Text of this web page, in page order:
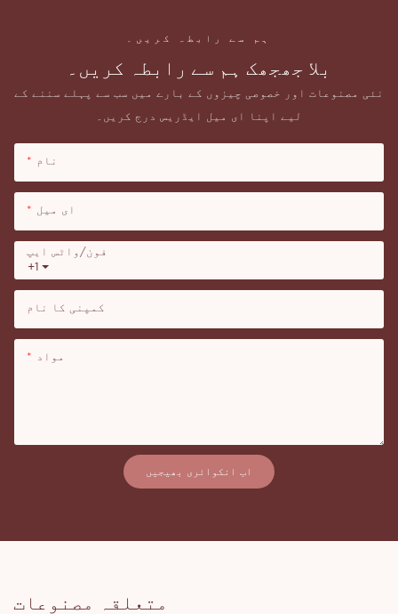
ہم سے رابطہ کریں۔
بلا جھجھک ہم سے رابطہ کریں۔
نئی مصنوعات اور خصوصی چیزوں کے بارے میں سب سے پہلے سننے کے
لیے اپنا ای میل ایڈریس درج کریں۔
نام
ای میل
+1
فون/واٹس ایپ
کمپنی کا نام
مواد
اب انکوائری بھیجیں
متعلقہ مصنوعات